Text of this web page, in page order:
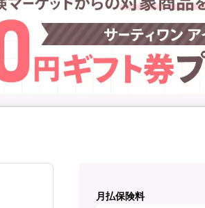
月払保険料